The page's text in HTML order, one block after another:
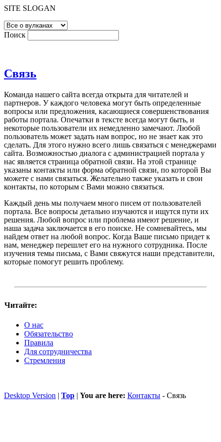
SITE SLOGAN
Поиск
Связь
Команда нашего сайта всегда открыта для читателей и
партнеров. У каждого человека могут быть определенные
вопросы или предложения, касающиеся совершенствования
работы портала. Опечатки в тексте всегда могут быть, и
некоторые пользователи их немедленно замечают. Любой
пользователь может задать нам вопрос, но не знает как это
сделать. Для этого нужно всего лишь связаться с менеджерами
сайта. Возможностью диалога с администрацией портала у
нас является страница обратной связи. На этой странице
указаны контакты или форма обратной связи, по которой Вы
можете с нами связаться. Желательно также указать и свои
контакты, по которым с Вами можно связаться.
Каждый день мы получаем много писем от пользователей
портала. Все вопросы детально изучаются и ищутся пути их
решения. Любой вопрос или проблема имеют решение, и
наша задача заключается в его поиске. Не сомневайтесь, мы
найдем ответ на любой вопрос. Когда Ваше письмо придет к
нам, менеджер перешлет его на нужного сотрудника. После
изучения темы письма, с Вами свяжутся наши представители,
которые помогут решить проблему.
Читайте:
О нас
Обязательство
Правила
Для сотрудничества
Стремления
Desktop Version | Top | You are here: Контакты - Связь